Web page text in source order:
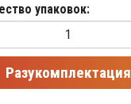
упаковок:
Разукомплектация